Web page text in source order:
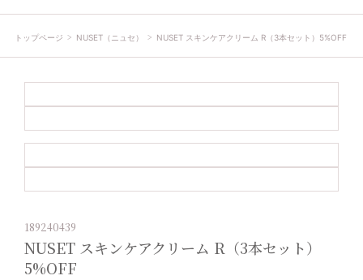
トップページ NUSET（ニュセ） NUSET スキンケアクリーム R（3本セット）5%OFF
189240439
NUSET スキンケアクリーム R（3本セット）
5%OFF